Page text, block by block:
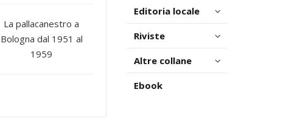
La pallacanestro a
Bologna dal 1951 al
1959
Editoria locale
Riviste
Altre collane
Ebook